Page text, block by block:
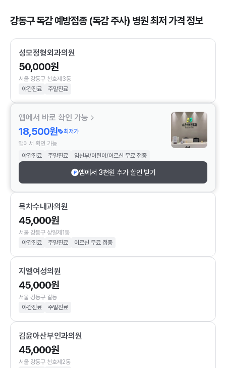
강동구 독감 예방접종 (독감 주사) 병원 최저 가격 정보
성모정형외과의원
50,000원
서울 강동구 천호제3동
야간진료
주말진료
앱에서 바로 확인 가능
18,500원
최저가
앱에서 확인 가능
야간진료
주말진료 임신부/어린이/어르신 무료 접종
앱에서 3천원 추가 할인 받기
목차수내과의원
45,000원
서울 강동구 상일제1동
야간진료
주말진료 어르신 무료 접종
지엘여성의원
45,000원
서울 강동구 길동
야간진료
주말진료
김윤아산부인과의원
45,000원
서울 강동구 천호제2동